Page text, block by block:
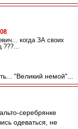
когда ЗА своих
???...
"Великий немой"...
серебрянке
одеваться, не